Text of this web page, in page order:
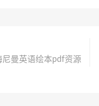
尼曼英语绘本pdf资源